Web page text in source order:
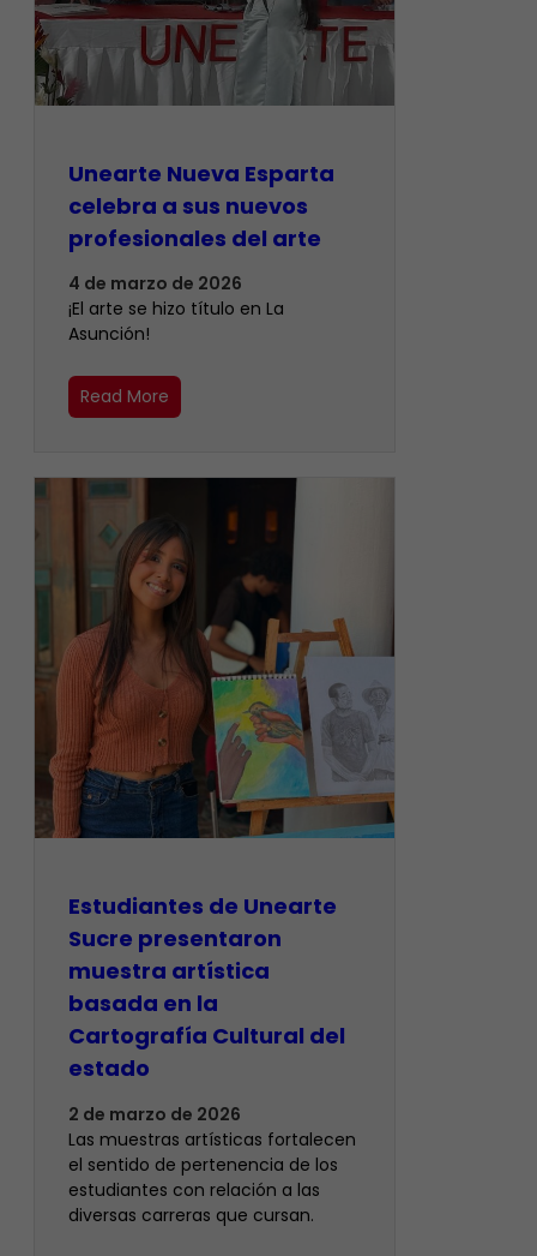
Unearte Nueva Esparta
celebra a sus nuevos
profesionales del arte
4 de marzo de 2026
¡El arte se hizo título en La
Asunción!
Read More
Estudiantes de Unearte
Sucre presentaron
muestra artística
basada en la
Cartografía Cultural del
estado
2 de marzo de 2026
Las muestras artísticas fortalecen
el sentido de pertenencia de los
estudiantes con relación a las
diversas carreras que cursan.